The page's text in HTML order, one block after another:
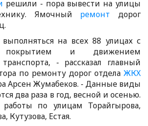
решили - пора вывести на улицы
Ямочный ремонт дорог
на всех 88 улицах с
покрытием и движением
- рассказал главный
по ремонту дорог отдела ЖКХ
Арсен Жумабеков. - Данные виды
два раза в год, весной и осенью.
по улицам Торайгырова,
Кутузова, Естая.